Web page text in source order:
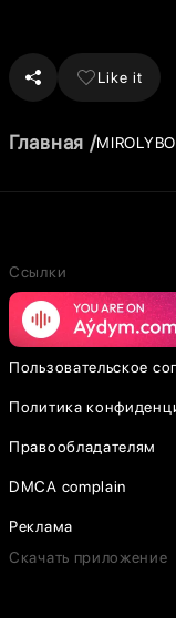
Like it
Главная
Ссылки
Пользовательское
Политика
Правообладателям
DMCA complain
Реклама
Скачать приложение